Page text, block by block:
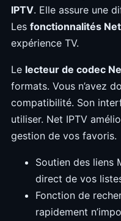
IPTV. Elle assure une
Les fonctionnalités
expérience TV.
Le lecteur de codec
formats. Vous n’avez
compatibilité. Son
utiliser. Net IPTV
gestion de vos favoris.
Soutien des liens
direct de vos
Fonction de
rapidement